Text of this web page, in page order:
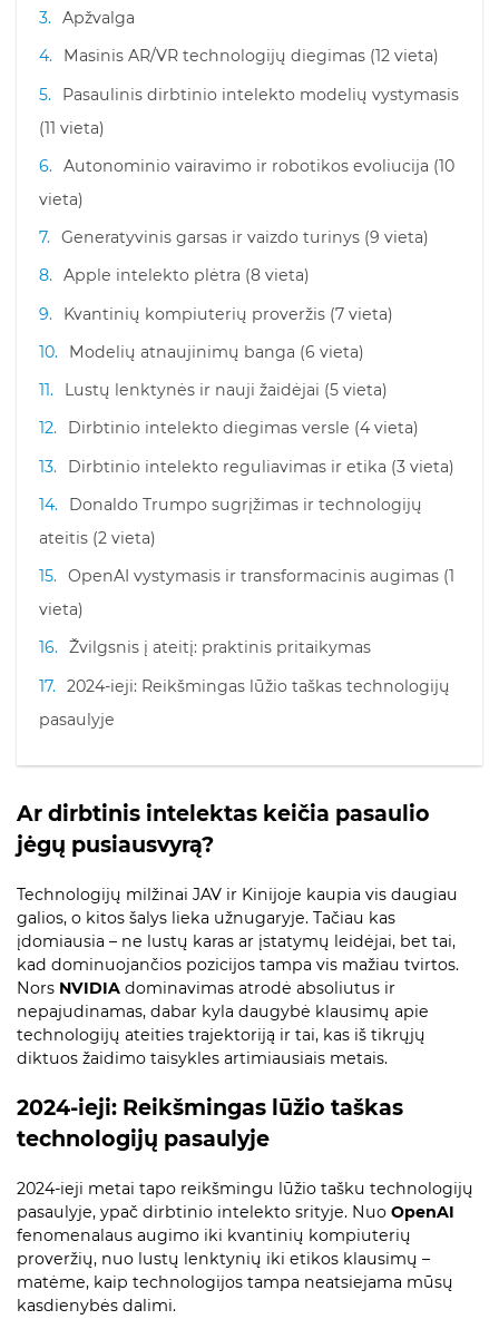
Apžvalga
Masinis AR/VR technologijų diegimas (12 vieta)
Pasaulinis dirbtinio intelekto modelių vystymasis
(11 vieta)
Autonominio vairavimo ir robotikos evoliucija (10
vieta)
Generatyvinis garsas ir vaizdo turinys (9 vieta)
Apple intelekto plėtra (8 vieta)
Kvantinių kompiuterių proveržis (7 vieta)
Modelių atnaujinimų banga (6 vieta)
Lustų lenktynės ir nauji žaidėjai (5 vieta)
Dirbtinio intelekto diegimas versle (4 vieta)
Dirbtinio intelekto reguliavimas ir etika (3 vieta)
Donaldo Trumpo sugrįžimas ir technologijų
ateitis (2 vieta)
OpenAI vystymasis ir transformacinis augimas (1
vieta)
Žvilgsnis į ateitį: praktinis pritaikymas
2024-ieji: Reikšmingas lūžio taškas technologijų
pasaulyje
Ar dirbtinis intelektas keičia pasaulio
jėgų pusiausvyrą?
Technologijų milžinai JAV ir Kinijoje kaupia vis daugiau
galios, o kitos šalys lieka užnugaryje. Tačiau kas
įdomiausia – ne lustų karas ar įstatymų leidėjai, bet tai,
kad dominuojančios pozicijos tampa vis mažiau tvirtos.
Nors NVIDIA dominavimas atrodė absoliutus ir
nepajudinamas, dabar kyla daugybė klausimų apie
technologijų ateities trajektoriją ir tai, kas iš tikrųjų
diktuos žaidimo taisykles artimiausiais metais.
2024-ieji: Reikšmingas lūžio taškas
technologijų pasaulyje
2024-ieji metai tapo reikšmingu lūžio tašku technologijų
pasaulyje, ypač dirbtinio intelekto srityje. Nuo OpenAI
fenomenalaus augimo iki kvantinių kompiuterių
proveržių, nuo lustų lenktynių iki etikos klausimų –
matėme, kaip technologijos tampa neatsiejama mūsų
kasdienybės dalimi.